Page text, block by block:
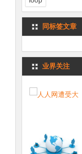
同标签文章
业界关注